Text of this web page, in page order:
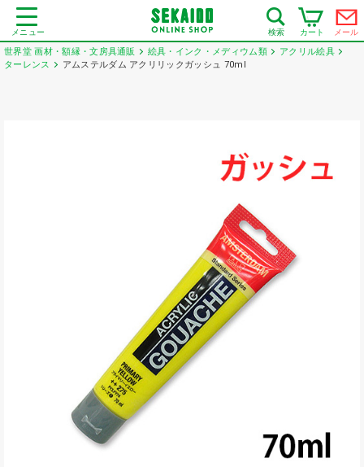
メニュー 検索 カート メール
世界堂 画材・額縁・文房具通販 絵具・インク・メディウム類
アクリル絵具
ターレンス
アムステルダム アクリリックガッシュ 70ml